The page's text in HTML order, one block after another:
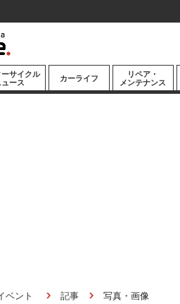
サイクル
ュース
カーライフ
リペア・
メンテナンス
ベント 記事 写真・画像